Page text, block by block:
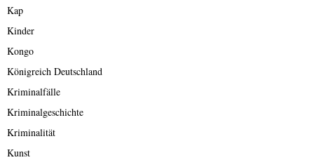
Kap
Kinder
Kongo
Königreich Deutschland
Kriminalfälle
Kriminalgeschichte
Kriminalität
Kunst